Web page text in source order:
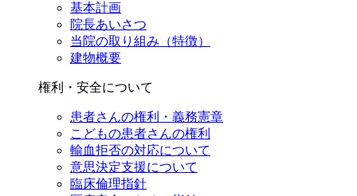
基本計画
院長あいさつ
当院の取り組み（特徴）
建物概要
権利・安全について
患者さんの権利・義務憲章
こどもの患者さんの権利
輸血拒否の対応について
意思決定支援について
臨床倫理指針